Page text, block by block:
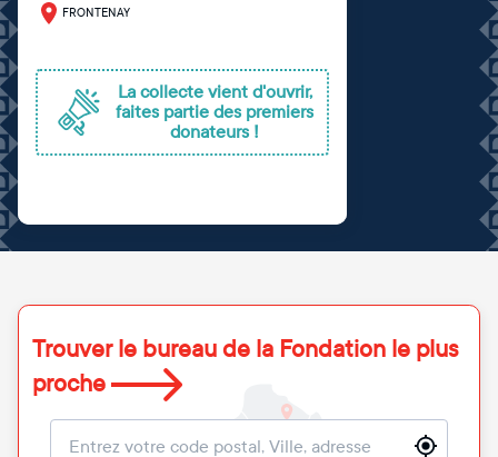
FRONTENAY
La collecte vient d'ouvrir,
faites partie des premiers
donateurs !
Trouver le bureau de la Fondation le plus
proche
Localisation